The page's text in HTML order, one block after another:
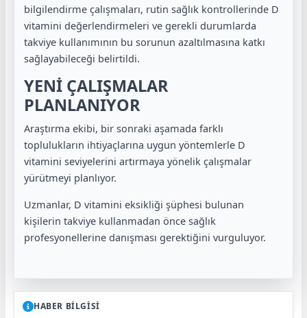
bilgilendirme çalışmaları, rutin sağlık kontrollerinde D
vitamini değerlendirmeleri ve gerekli durumlarda
takviye kullanımının bu sorunun azaltılmasına katkı
sağlayabileceği belirtildi.
YENİ ÇALIŞMALAR
PLANLANIYOR
Araştırma ekibi, bir sonraki aşamada farklı
toplulukların ihtiyaçlarına uygun yöntemlerle D
vitamini seviyelerini artırmaya yönelik çalışmalar
yürütmeyi planlıyor.
Uzmanlar, D vitamini eksikliği şüphesi bulunan
kişilerin takviye kullanmadan önce sağlık
profesyonellerine danışması gerektiğini vurguluyor.
HABER BİLGİSİ